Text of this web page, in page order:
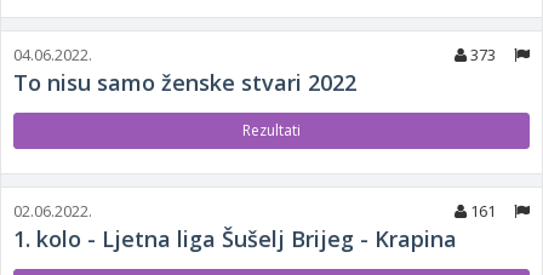
04.06.2022. 373
To nisu samo ženske stvari 2022
Rezultati
02.06.2022. 161
1. kolo - Ljetna liga Šušelj Brijeg - Krapina